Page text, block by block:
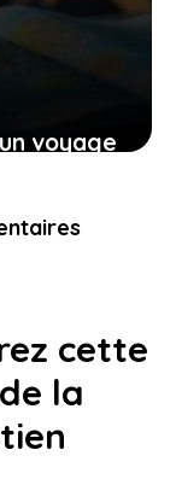
voyage
cette
la